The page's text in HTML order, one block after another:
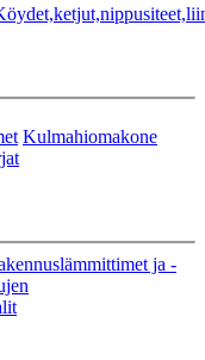
Kulmahiomakone
ja -